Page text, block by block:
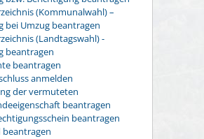
(Kommunalwahl) –
bei Umzug beantragen
(Landtagswahl) -
beantragen
beantragen
anmelden
der vermuteten
beantragen
beantragen